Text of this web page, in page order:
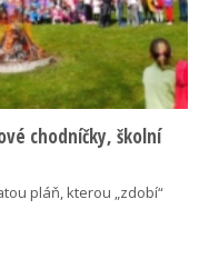
chodníčky, školní
pláň, kterou „zdobí“